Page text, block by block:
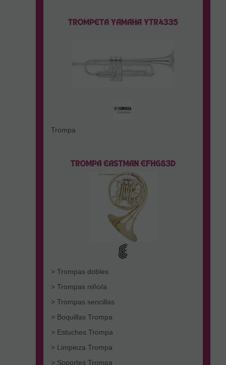
Trompa
> Trompas dobles
> Trompas niño/a
> Trompas sencillas
> Boquillas Trompa
> Estuches Trompa
> Limpieza Trompa
> Soportes Trompa